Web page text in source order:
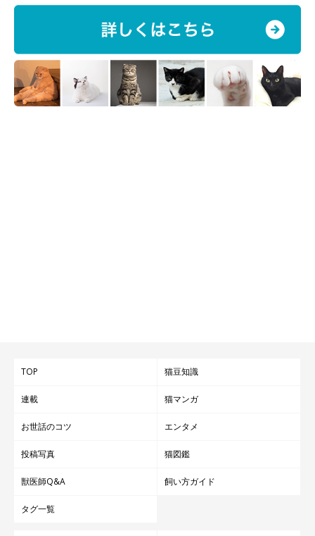
TOP 猫豆知識
連載 猫マンガ
お世話のコツ エンタメ
投稿写真 猫図鑑
獣医師Q&A 飼い方ガイド
タグ一覧